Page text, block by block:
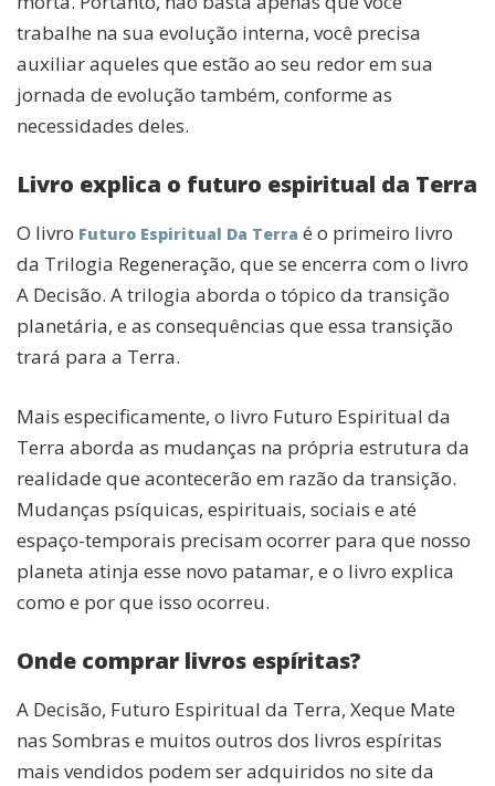
trabalhe na sua evolução interna, você precisa
auxiliar aqueles que estão ao seu redor em sua
jornada de evolução também, conforme as
necessidades deles.
Livro explica o futuro espiritual da Terra
O livro Futuro Espiritual Da Terra é o primeiro livro
da Trilogia Regeneração, que se encerra com o livro
A Decisão. A trilogia aborda o tópico da transição
planetária, e as consequências que essa transição
trará para a Terra.
Mais especificamente, o livro Futuro Espiritual da
Terra aborda as mudanças na própria estrutura da
realidade que acontecerão em razão da transição.
Mudanças psíquicas, espirituais, sociais e até
espaço-temporais precisam ocorrer para que nosso
planeta atinja esse novo patamar, e o livro explica
como e por que isso ocorreu.
Onde comprar livros espíritas?
A Decisão, Futuro Espiritual da Terra, Xeque Mate
nas Sombras e muitos outros dos livros espíritas
mais vendidos podem ser adquiridos no site da